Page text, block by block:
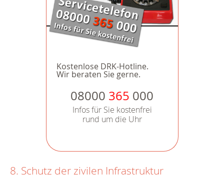
Kostenlose DRK-Hotline.
Wir beraten Sie gerne.
08000 365 000
Infos für Sie kostenfrei
rund um die Uhr
8. Schutz der zivilen Infrastruktur